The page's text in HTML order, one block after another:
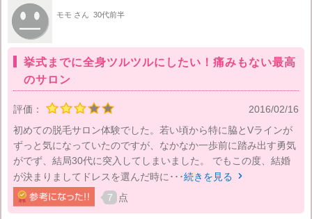
モモ さん 30代前半
挙式までに全身ツルツルにしたい！痛みもない最高
のサロン
評価：
2016/02/16
初めての脱毛サロン体験でした。若い頃から特に脇とVラインが
ずっと気になっていたのですが、なかなか一歩前に踏み出す勇気
がでず、結局30代に突入してしまいました。 でもこの度、結婚
が決まりましてドレスを選んだ時に･･･続きを見る 
7 点